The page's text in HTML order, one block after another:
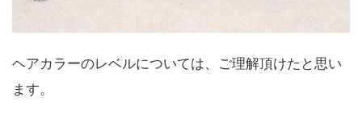
ヘアカラーのレベルについては、ご理解頂けたと思い
ます。